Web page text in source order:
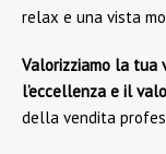
relax e una vista
Valorizziamo la
l’eccellenza e il
della vendita